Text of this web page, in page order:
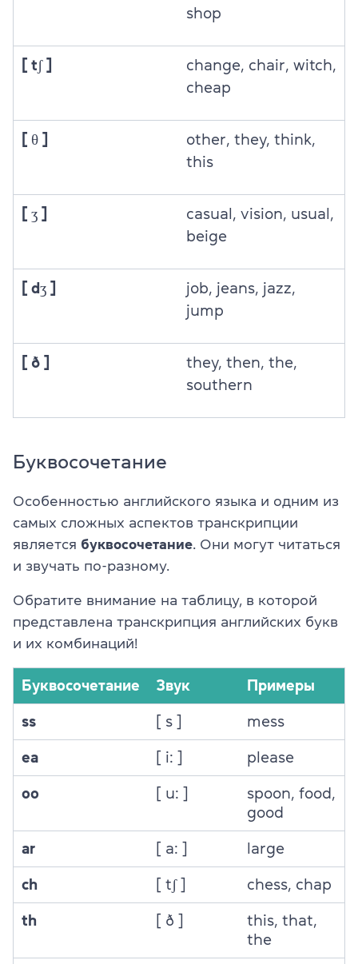
shop
[ tʃ ]
change, chair, witch,
cheap
[ θ ]
other, they, think,
this
[ ʒ ]
casual, vision, usual,
beige
[ dʒ ]
job, jeans, jazz,
jump
[ ð ]
they, then, the,
southern
Буквосочетание
Особенностью английского языка и одним из
самых сложных аспектов транскрипции
является буквосочетание. Они могут читаться
и звучать по-разному.
Обратите внимание на таблицу, в которой
представлена транскрипция английских букв
и их комбинаций!
Буквосочетание Звук Примеры
ss [ s ] mess
ea [ i: ] please
oo [ u: ] spoon, food,
good
ar [ a: ] large
ch [ tʃ ] chess, chap
th [ ð ]
this, that,
the